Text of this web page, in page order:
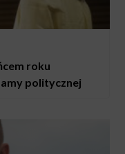
roku
politycznej